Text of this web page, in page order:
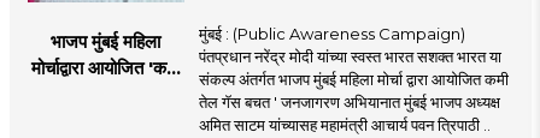
भाजप मुंबई महिला
मोर्चाद्वारा आयोजित 'कमी
मुंबई : (Public Awareness Campaign)
पंतप्रधान नरेंद्र मोदी यांच्या स्वस्त भारत सशक्त भारत या
संकल्प अंतर्गत भाजप मुंबई महिला मोर्चा द्वारा आयोजित कमी
तेल गॅस बचत ' जनजागरण अभियानात मुंबई भाजप अध्यक्ष
अमित साटम यांच्यासह महामंत्री आचार्य पवन त्रिपाठी ..